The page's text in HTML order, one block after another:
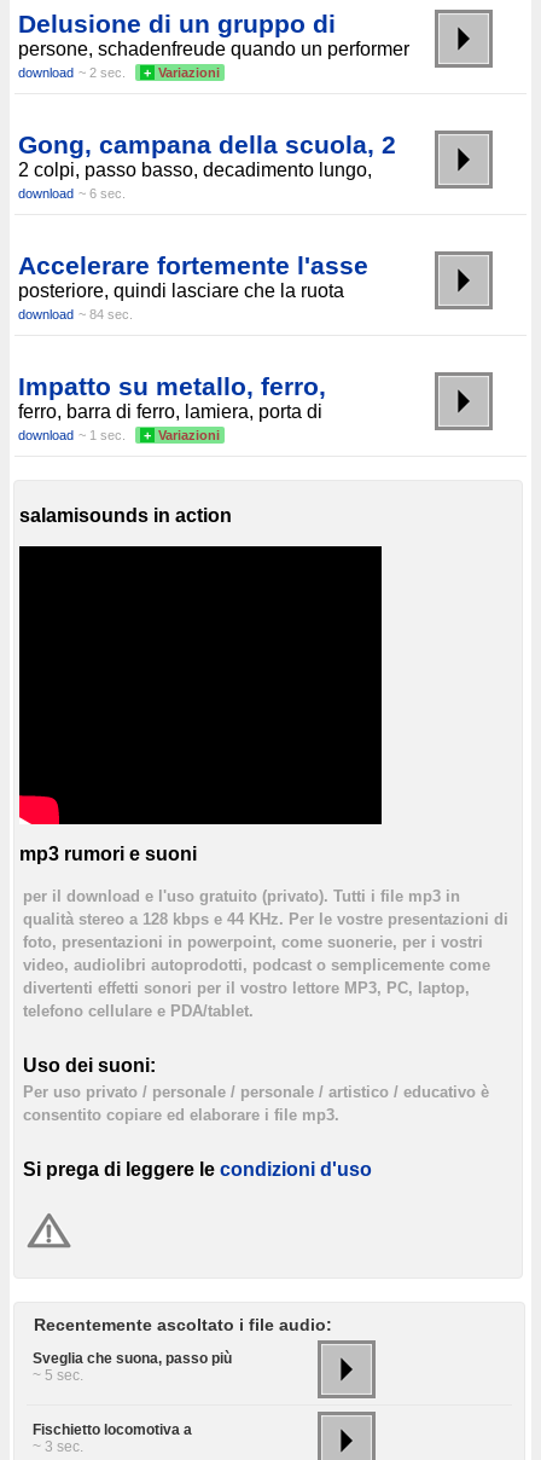
Delusione di un gruppo di
persone, schadenfreude quando un performer
download ~ 2 sec. + Variazioni
Gong, campana della scuola, 2
2 colpi, passo basso, decadimento lungo,
download ~ 6 sec.
Accelerare fortemente l'asse
posteriore, quindi lasciare che la ruota
download ~ 84 sec.
Impatto su metallo, ferro,
ferro, barra di ferro, lamiera, porta di
download ~ 1 sec. + Variazioni
salamisounds in action
mp3 rumori e suoni
per il download e l'uso gratuito (privato). Tutti i file mp3 in
qualità stereo a 128 kbps e 44 KHz. Per le vostre presentazioni di
foto, presentazioni in powerpoint, come suonerie, per i vostri
video, audiolibri autoprodotti, podcast o semplicemente come
divertenti effetti sonori per il vostro lettore MP3, PC, laptop,
telefono cellulare e PDA/tablet.
Uso dei suoni:
Per uso privato / personale / personale / artistico / educativo è
consentito copiare ed elaborare i file mp3.
Si prega di leggere le condizioni d'uso
Recentemente ascoltato i file audio:
Sveglia che suona, passo più
~ 5 sec.
Fischietto locomotiva a
~ 3 sec.